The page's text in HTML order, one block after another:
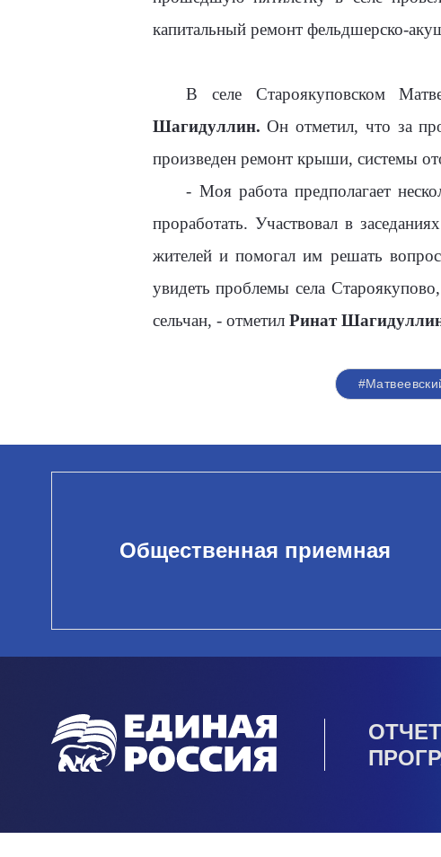
капитальный ремонт фельдшерско-
В селе Староякуповском
Шагидуллин.Он отметил, что за
произведен ремонт крыши, системы
- Моя работа предполагает
проработать. Участвовал в
жителей и помогал им решать
увидеть проблемы села
сельчан, - отметил Ринат
Общественная приемная